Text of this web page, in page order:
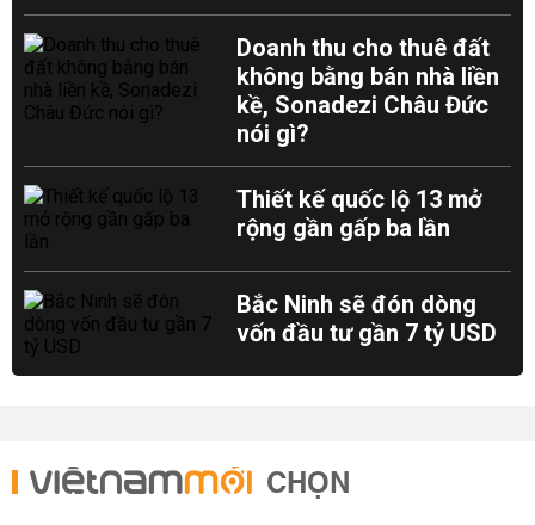
Doanh thu cho thuê đất
không bằng bán nhà liền
kề, Sonadezi Châu Đức
nói gì?
Thiết kế quốc lộ 13 mở
rộng gần gấp ba lần
Bắc Ninh sẽ đón dòng
vốn đầu tư gần 7 tỷ USD
CHỌN